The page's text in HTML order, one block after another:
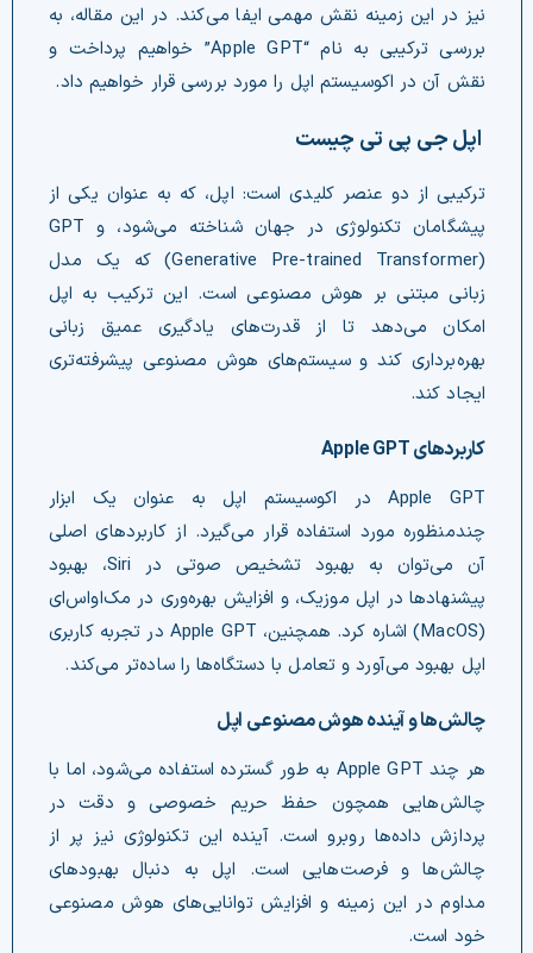
نیز در این زمینه نقش مهمی ایفا می‌کند. در این مقاله، به
بررسی ترکیبی به نام “Apple GPT” خواهیم پرداخت و
نقش آن در اکوسیستم اپل را مورد بررسی قرار خواهیم داد.
اپل جی پی تی چیست
ترکیبی از دو عنصر کلیدی است: اپل، که به عنوان یکی از
پیشگامان تکنولوژی در جهان شناخته می‌شود، و GPT
(Generative Pre-trained Transformer) که یک مدل
زبانی مبتنی بر هوش مصنوعی است. این ترکیب به اپل
امکان می‌دهد تا از قدرت‌های یادگیری عمیق زبانی
بهره‌برداری کند و سیستم‌های هوش مصنوعی پیشرفته‌تری
ایجاد کند.
کاربردهای Apple GPT
Apple GPT در اکوسیستم اپل به عنوان یک ابزار
چندمنظوره مورد استفاده قرار می‌گیرد. از کاربردهای اصلی
آن می‌توان به بهبود تشخیص صوتی در Siri، بهبود
پیشنهاد‌ها در اپل موزیک، و افزایش بهره‌وری در مک‌اواس‌ای
(MacOS) اشاره کرد. همچنین، Apple GPT در تجربه کاربری
اپل بهبود می‌آورد و تعامل با دستگاه‌ها را ساده‌تر می‌کند.
چالش‌ها و آینده هوش مصنوعی اپل
هر چند Apple GPT به طور گسترده استفاده می‌شود، اما با
چالش‌هایی همچون حفظ حریم خصوصی و دقت در
پردازش داده‌ها روبرو است. آینده این تکنولوژی نیز پر از
چالش‌ها و فرصت‌هایی است. اپل به دنبال بهبود‌های
مداوم در این زمینه و افزایش توانایی‌های هوش مصنوعی
خود است.